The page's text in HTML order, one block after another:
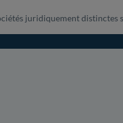
juridiquement distinctes